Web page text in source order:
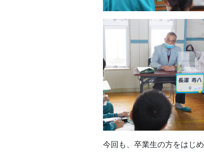
今回も、卒業生の方をはじ